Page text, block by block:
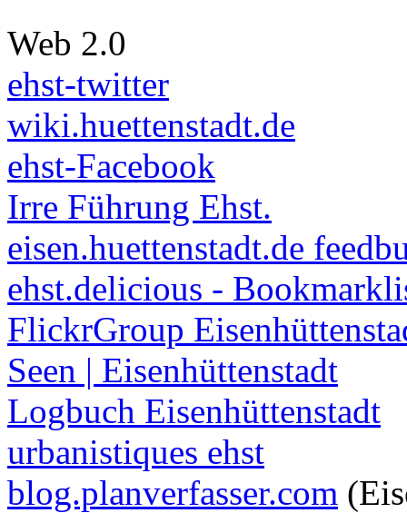
Web 2.0
ehst-twitter
wiki.huettenstadt.de
ehst-Facebook
Irre Führung Ehst.
eisen.huettenstadt.de
ehst.delicious -
FlickrGroup
Seen | Eisenhüttenstadt
Logbuch Eisenhüttenstadt
urbanistiques ehst
blog.planverfasser.com